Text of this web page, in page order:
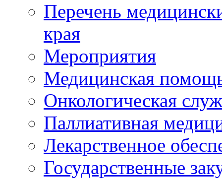
Перечень
края
Мероприятия
Медицинская
Онкологическая
Паллиативная
Лекарственное
Государственные